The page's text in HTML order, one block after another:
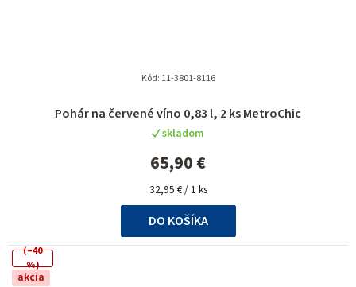
Pohár na červené víno 0,83 l, 2 ks MetroChic
skladom
65,90 €
Jednotková
cena:
32,95 € / 1 ks
DO KOŠÍKA
Kód: 11-3801-8116
akcia
(–40
%)